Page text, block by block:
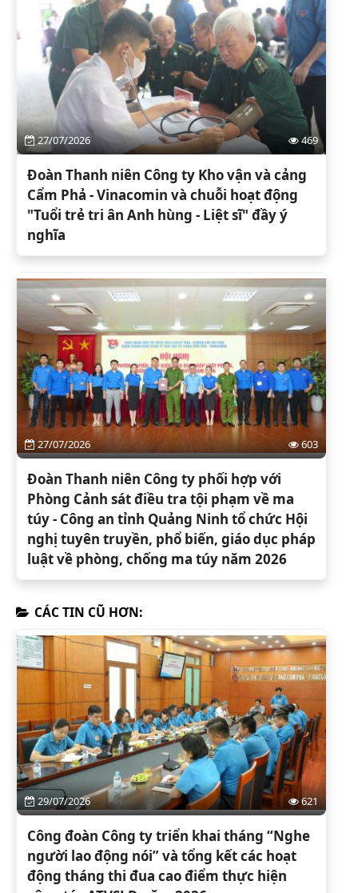
27/07/2026 469
Đoàn Thanh niên Công ty Kho vận và cảng
Cẩm Phả - Vinacomin và chuỗi hoạt động
"Tuổi trẻ tri ân Anh hùng - Liệt sĩ" đầy ý
nghĩa
27/07/2026 603
Đoàn Thanh niên Công ty phối hợp với
Phòng Cảnh sát điều tra tội phạm về ma
túy - Công an tỉnh Quảng Ninh tổ chức Hội
nghị tuyên truyền, phổ biến, giáo dục pháp
luật về phòng, chống ma túy năm 2026
CÁC TIN CŨ HƠN:
29/07/2026 621
Công đoàn Công ty triển khai tháng “Nghe
người lao động nói” và tổng kết các hoạt
động tháng thi đua cao điểm thực hiện